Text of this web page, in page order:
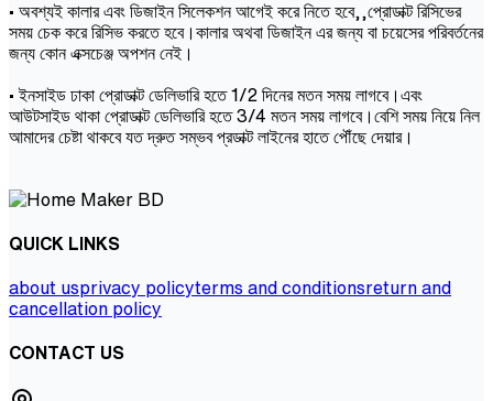
• অবশ্যই কালার এবং ডিজাইন সিলেকশন আগেই করে নিতে হবে,,প্রোডাক্ট রিসিভের
সময় চেক করে রিসিভ করতে হবে।কালার অথবা ডিজাইন এর জন্য বা চয়েসের পরিবর্তনের
জন্য কোন এক্সচেঞ্জ অপশন নেই।
• ইনসাইড ঢাকা প্রোডাক্ট ডেলিভারি হতে 1/2 দিনের মতন সময় লাগবে।এবং
আউটসাইড থাকা প্রোডাক্ট ডেলিভারি হতে 3/4 মতন সময় লাগবে।বেশি সময় নিয়ে নিল
আমাদের চেষ্টা থাকবে যত দ্রুত সম্ভব প্রডাক্ট লাইনের হাতে পৌঁছে দেয়ার।
QUICK LINKS
about usprivacy policyterms and conditionsreturn and
cancellation policy
CONTACT US